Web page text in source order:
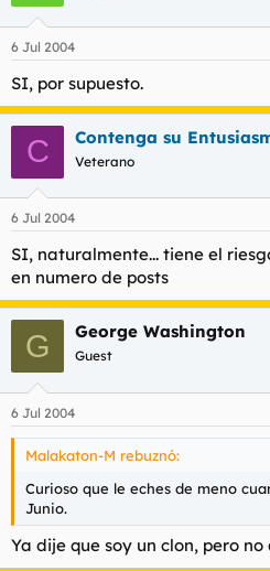
6 Jul 2004
SI, por supuesto.
C Contenga su
Veterano
6 Jul 2004
SI, naturalmente... tiene el
en numero de posts
G George Washington
Guest
6 Jul 2004
Malakaton-M rebuznó:
Curioso que le eches de meno
Junio.
Ya dije que soy un clon, pero no